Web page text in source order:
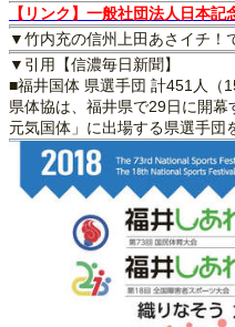
【リンク】一般社団法人日本記
▼竹内充の信州上田あさイチ！
▼引用【信濃毎日新聞】
■福井国体 県選手団 計451人（
県体協は、福井県で29日に開
元気国体」に出場する県選手団